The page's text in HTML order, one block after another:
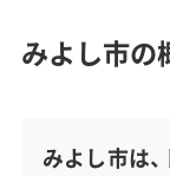
みよし市の
みよし市は